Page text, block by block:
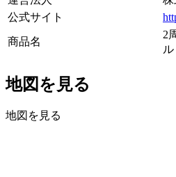
公式サイト
商品名
2
ル
地図を見る
地図を見る